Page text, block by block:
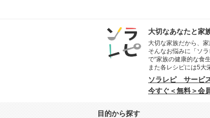
大切なあなたと家
大切な家族だから、
そんなお悩みに「ソ
で“家族の健康的な食
また各レシピには5大
ソラレピ サービ
今すぐ＜無料＞会
目的から探す